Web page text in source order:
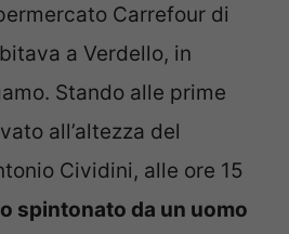
Carrefour di
a Verdello, in
Stando alle prime
all’altezza del
Cividini, alle ore 15
spintonato da un uomo